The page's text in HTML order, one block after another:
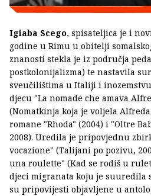
Igiaba Scego, spisateljica je i
godine u Rimu u obitelji
znanosti stekla je iz područja
postkolonijalizma) te nastavila
sveučilištima u Italiji i
djecu "La nomade che amava
(Nomatkinja koja je voljela
romane "Rhoda" (2004) i "Oltre
2008). Uredila je pripovjednu
vocazione" (Talijani po pozivu,
una roulette" (Kad se rodiš u
djeci migranata koju je suuredila
su pripovijesti objavljene u